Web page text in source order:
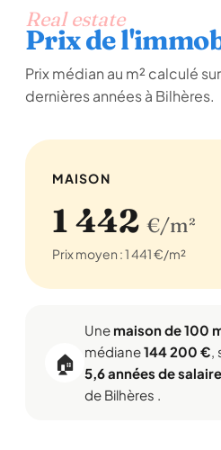
Real estate
Prix de
Prix médian au m² calculé
dernières années à Bilhères.
MAISON
1 442 €/m²
Prix moyen : 1 441 €/m²
🏠
Une maison de 100
médiane144 200 €,
5,6 années de
de Bilhères .